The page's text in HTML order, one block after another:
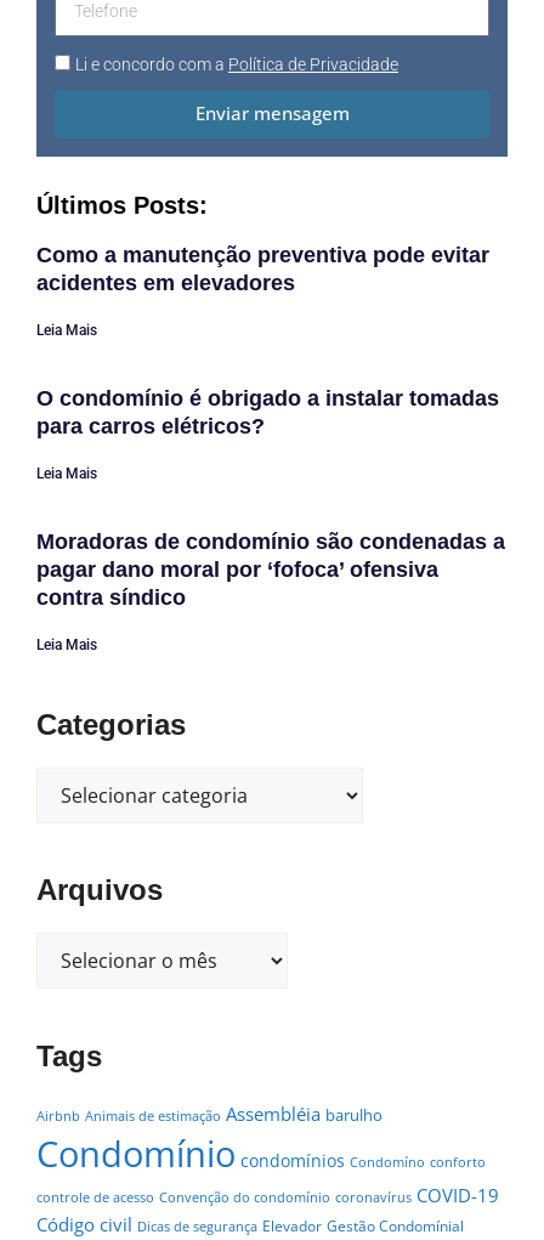
Li e concordo com a Política de Privacidade
Enviar mensagem
Últimos Posts:
Como a manutenção preventiva pode evitar
acidentes em elevadores
Leia Mais
O condomínio é obrigado a instalar tomadas
para carros elétricos?
Leia Mais
Moradoras de condomínio são condenadas a
pagar dano moral por ‘fofoca’ ofensiva
contra síndico
Leia Mais
Categorias
Arquivos
Tags
Airbnb Animais de estimação Assembléia barulho
Condomínio condomínios Condomíno conforto
controle de acesso Convenção do condomínio coronavírus COVID-19
Código civil Dicas de segurança Elevador Gestão Condomínial